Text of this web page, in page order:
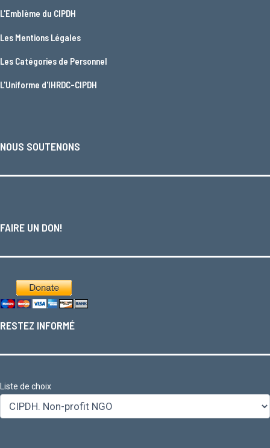
L'Emblème du CIPDH
Les Mentions Légales
Les Catégories de Personnel
L'Uniforme d'IHRDC-CIPDH
NOUS SOUTENONS
FAIRE UN DON!
RESTEZ INFORMÉ
Liste de choix